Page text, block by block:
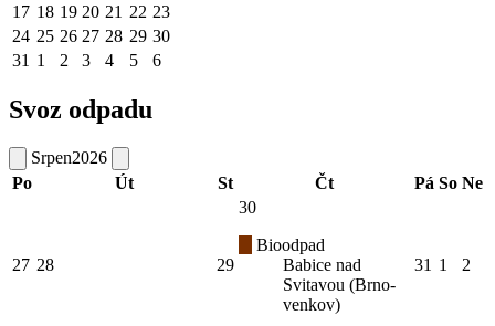
17 18 19 20 21 22 23
24 25 26 27 28 29 30
31 1 2 3 4 5 6
Svoz odpadu
Srpen2026
Po
Út St Čt Pá So Ne
27 28 29
30
Bioodpad
Babice nad
Svitavou (Brno-
venkov)
31 1 2